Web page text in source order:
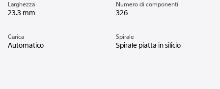
Larghezza
23.3 mm
Numero di componenti
326
Carica
Automatico
Spirale
Spirale piatta in silicio